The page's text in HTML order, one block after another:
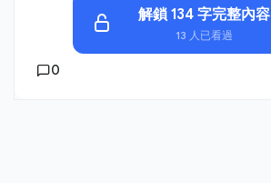
解鎖 134 字完整內容
13 人已看過
0